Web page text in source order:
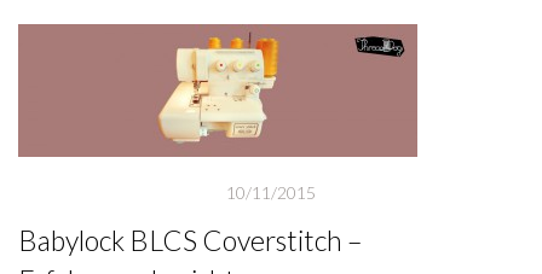
10/11/2015
Babylock BLCS Coverstitch –